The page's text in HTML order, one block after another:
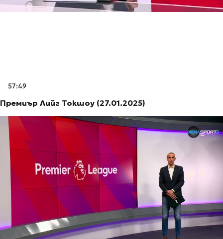
57:49
Премиър Лийг Токшоу (27.01.2025)